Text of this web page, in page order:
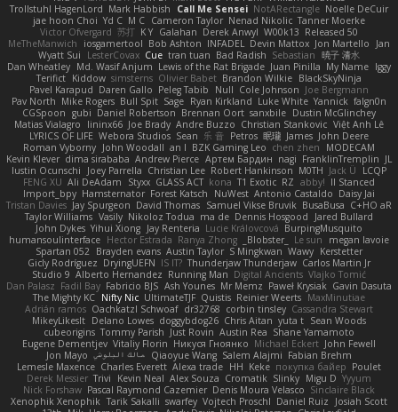
Trollstuhl HagenLord Mark Habbish Call Me Sensei NotARectangle Noelle DeCuir
jae hoon Choi Yd C M C Cameron Taylor Nenad Nikolic Tanner Moerke
Victor Ofvergard 苏打 K Y Galahan Derek Anwyl W00k13 Released 50
MeTheManwich
iosgamertool Bob Ashton INFADEL Devin Mattox Jon Martello
Jan
Wyatt Sui
LesterCovax Cue tran tuan Bad Radish Sebastian 暁子 清水
Dan Wheatley Md. Wasif Anjum Lewis of the Rat Brigade Juan Pinilla My Name Iggy
Terifict Kiddow simsterns Olivier Babet Brandon Wilkie BlackSkyNinja
Pavel Karapud Daren Gallo Peleg Tabib Null Cole Johnson Joe Bergmann
Pav North Mike Rogers Bull Spit Sage Ryan Kirkland Luke White Yannick falgn0n
CGSpoon gubi Daniel Robertson Brennan Oort sanxbile Dustin McGlinchey
Matias Vialagro
lininx66 Joe Brady Andre Buzzo Christian Stankovic Việt Anh Lê
LYRICS OF LIFE Webora Studios Sean 乐 音 Petros 眠瓏 James John Deere
Roman Vyborny John Woodall an l BZK Gaming Leo chen zhen
MODECAM
Kevin Klever dima sirababa Andrew Pierce Артем Бардин nagi FranklinTremplin JL
Iustin Ocunschi
Joey Parrella Christian Lee Robert Hankinson M0TH Jack Ü
LCQP
FENG XU Ali DeAdam Styxx GLASS ACT kona T1 Exotic RZ abby! ll Stanced
Import_bpy Hamsternator Forest Katsch NuWest Antonio Castaldo Daisy Jai
Tristan Davies Jay Spurgeon David Thomas Samuel Vikse Bruvik BusaBusa C+HO aR
Taylor Williams Vasily Nikoloz Todua ma de Dennis Hosgood
Jared Bullard
John Dykes Yihui Xiong Jay Renteria Lucie Královcová BurpingMusquito
humansoulinterface Hector Estrada Ranya Zhong _Blobster_ Le sun
megan lavoie
Spartan 052 Brayden evans Austin Taylor S Mingkwan Wawy Kerstetter
Gicly Rodríguez DryingUEFN IS IT? Thunderjaw Thunderjaw Carlos Martin Jr
Studio 9 Alberto Hernandez Running Man Digital Ancients Vlajko Tomić
Dan Palasz Fadil Bay Fabricio BJS Ash Younes Mr Memz Paweł Krysiak Gavin Dasuta
The Mighty KC Nifty Nic UltimateTJF Quistis Reinier Weerts MaxMinutiae
Adrián ramos Oachkatzl Schwoaf dr32768 corbin tinsley Cassandra Stewart
MikeyLikesIt Delano Lowes doggybdog26 Chris Aitan yuta t Sean Woods
cubeorigins Tommy Parish Just Rovin Austin Rea Shane Yamamoto
Eugene Dementjev Vitaliy Florin Никуся Гноянко Michael Eckert John Fewell
Jon Mayo مالك البلوشي Qiaoyue Wang Salem Alajmi Fabian Brehm
Lemesle Maxence Charles Everett Alexa trade HH Keke покупка байер Poulet
Derek Messier Trivi Kevin Neal Alex Souza Cromatik Slinky Migu D Yyyum
Nick Forshaw Pascal Raymond Cazemier Denis Moura Velasco Sinclaire Black
Xenophik Xenophik Tarik Sakalli swarfey Vojtech Proschl Daniel Ruiz
Josiah Scott